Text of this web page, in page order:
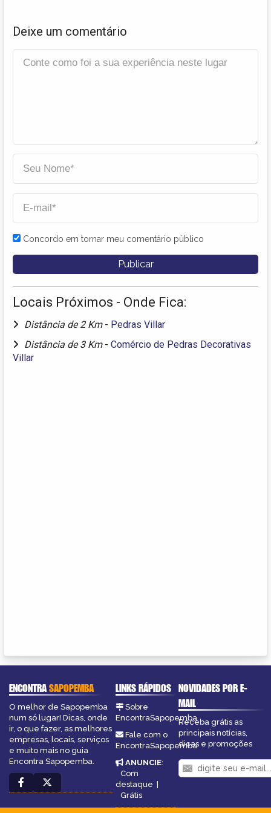
Deixe um comentário
Concordo em tornar meu comentário público
Locais Próximos - Onde Fica:
Distância de 2 Km - Pedras Villar
Distância de 3 Km - Comércio de Pedras Decorativas
Villar
ENCONTRASAPOPEMBA
O melhor de Sapopemba
num só lugar! Dicas, onde
ir, o que fazer, as melhores
empresas, locais, serviços
e muito mais no guia
Encontra Sapopemba.
LINKS RÁPIDOS
Sobre
EncontraSapopemba
Fale com o
EncontraSapopemba
ANUNCIE:
Com
destaque |
Grátis
NOVIDADES POR E-
MAIL
Receba grátis as
principais notícias,
dicas e promoções